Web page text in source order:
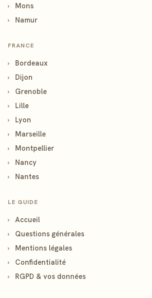
›
Mons
›
Namur
FRANCE
›
Bordeaux
›
Dijon
›
Grenoble
›
Lille
›
Lyon
›
Marseille
›
Montpellier
›
Nancy
›
Nantes
LE GUIDE
›
Accueil
›
Questions générales
›
Mentions légales
›
Confidentialité
›
RGPD & vos données